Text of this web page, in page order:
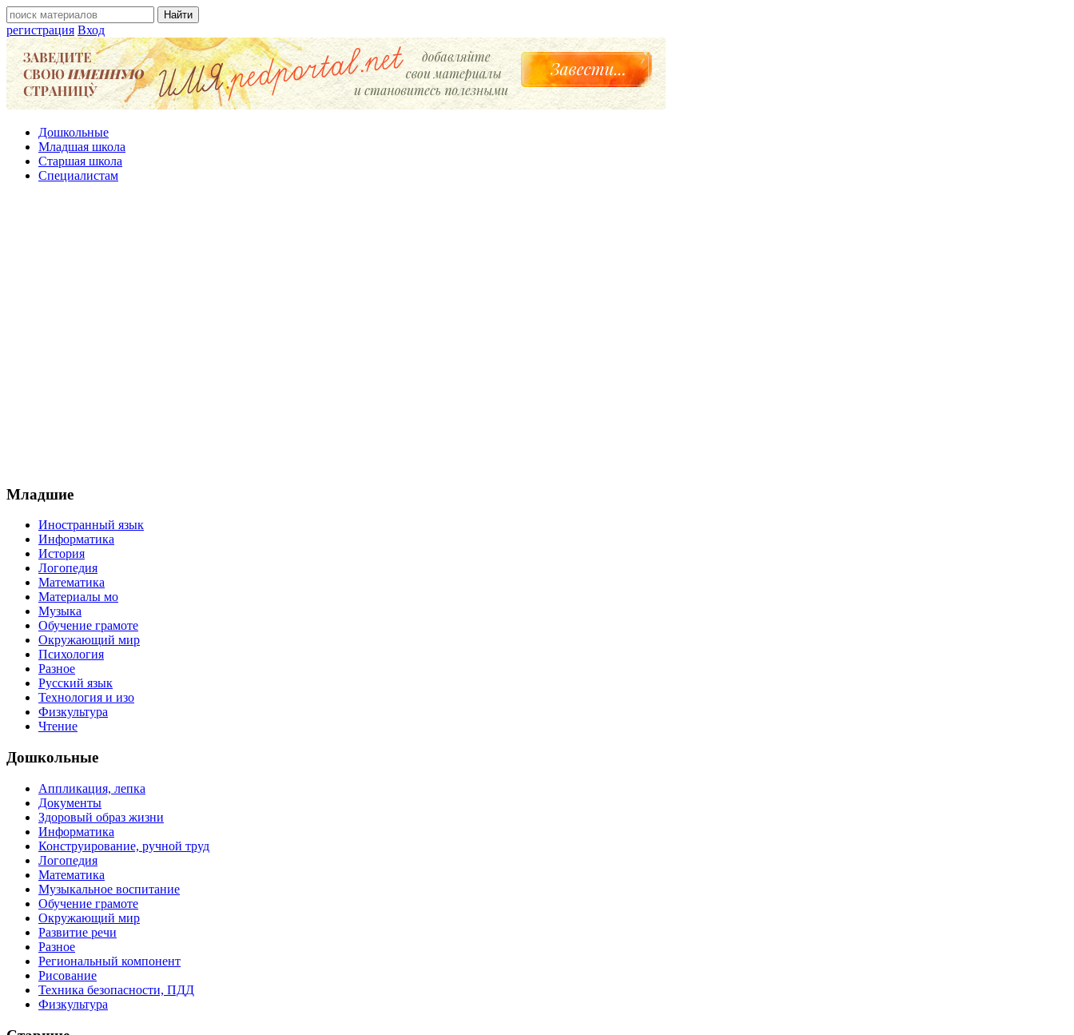
регистрация Вход
Дошкольные
Младшая школа
Старшая школа
Специалистам
Младшие
Иностранный язык
Информатика
История
Логопедия
Математика
Материалы мо
Музыка
Обучение грамоте
Окружающий мир
Психология
Разное
Русский язык
Технология и изо
Физкультура
Чтение
Дошкольные
Аппликация, лепка
Документы
Здоровый образ жизни
Информатика
Конструирование, ручной труд
Логопедия
Математика
Музыкальное воспитание
Обучение грамоте
Окружающий мир
Развитие речи
Разное
Региональный компонент
Рисование
Техника безопасности, ПДД
Физкультура